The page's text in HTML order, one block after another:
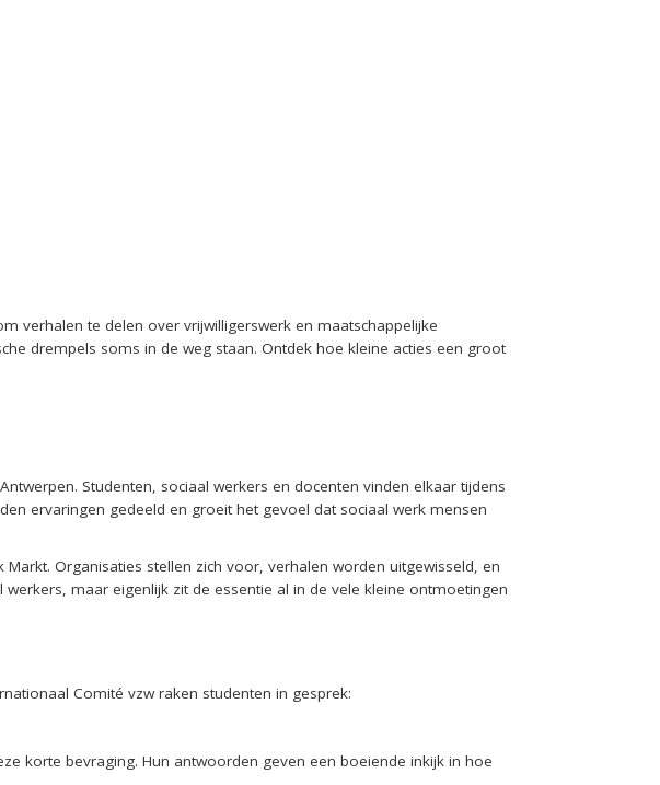
verhalen te delen over vrijwilligerswerk en maatschappelijke
drempels soms in de weg staan. Ontdek hoe kleine acties een groot
Studenten, sociaal werkers en docenten vinden elkaar tijdens
ervaringen gedeeld en groeit het gevoel dat sociaal werk mensen
Organisaties stellen zich voor, verhalen worden uitgewisseld, en
maar eigenlijk zit de essentie al in de vele kleine ontmoetingen
Comité vzw raken studenten in gesprek:
korte bevraging. Hun antwoorden geven een boeiende inkijk in hoe